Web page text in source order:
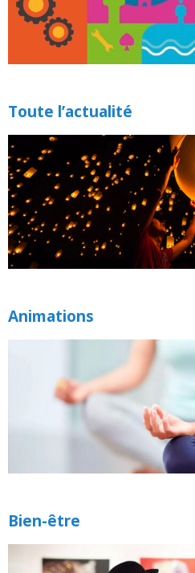
Toute l’actualité
Animations
Bien-être